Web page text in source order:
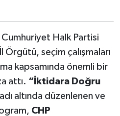
Cumhuriyet Halk Partisi
seçim çalışmaları
kapsamında önemli bir
attı. “İktidara Doğru
adı altında düzenlenen ve
CHP